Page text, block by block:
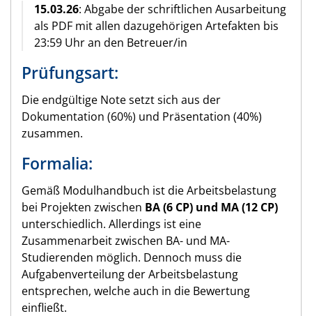
15.03.26: Abgabe der schriftlichen Ausarbeitung
als PDF mit allen dazugehörigen Artefakten bis
23:59 Uhr an den Betreuer/in
Prüfungsart:
Die endgültige Note setzt sich aus der
Dokumentation (60%) und Präsentation (40%)
zusammen.
Formalia:
Gemäß Modulhandbuch ist die Arbeitsbelastung
bei Projekten zwischen BA (6 CP) und MA (12 CP)
unterschiedlich. Allerdings ist eine
Zusammenarbeit zwischen BA- und MA-
Studierenden möglich. Dennoch muss die
Aufgabenverteilung der Arbeitsbelastung
entsprechen, welche auch in die Bewertung
einfließt.